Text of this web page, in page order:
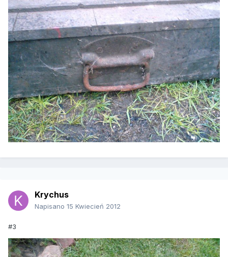
Krychus
Napisano 15 Kwiecień 2012
#3